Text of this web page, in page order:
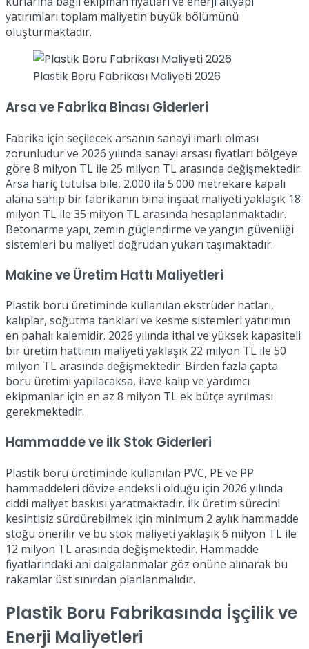
yatırımları toplam maliyetin büyük bölümünü
oluşturmaktadır.
Plastik Boru Fabrikası Maliyeti 2026
Arsa ve Fabrika Binası Giderleri
Fabrika için seçilecek arsanın sanayi imarlı olması
zorunludur ve 2026 yılında sanayi arsası fiyatları bölgeye
göre 8 milyon TL ile 25 milyon TL arasında değişmektedir.
Arsa hariç tutulsa bile, 2.000 ila 5.000 metrekare kapalı
alana sahip bir fabrikanın bina inşaat maliyeti yaklaşık 18
milyon TL ile 35 milyon TL arasında hesaplanmaktadır.
Betonarme yapı, zemin güçlendirme ve yangın güvenliği
sistemleri bu maliyeti doğrudan yukarı taşımaktadır.
Makine ve Üretim Hattı Maliyetleri
Plastik boru üretiminde kullanılan ekstrüder hatları,
kalıplar, soğutma tankları ve kesme sistemleri yatırımın
en pahalı kalemidir. 2026 yılında ithal ve yüksek kapasiteli
bir üretim hattının maliyeti yaklaşık 22 milyon TL ile 50
milyon TL arasında değişmektedir. Birden fazla çapta
boru üretimi yapılacaksa, ilave kalıp ve yardımcı
ekipmanlar için en az 8 milyon TL ek bütçe ayrılması
gerekmektedir.
Hammadde ve İlk Stok Giderleri
Plastik boru üretiminde kullanılan PVC, PE ve PP
hammaddeleri dövize endeksli olduğu için 2026 yılında
ciddi maliyet baskısı yaratmaktadır. İlk üretim sürecini
kesintisiz sürdürebilmek için minimum 2 aylık hammadde
stoğu önerilir ve bu stok maliyeti yaklaşık 6 milyon TL ile
12 milyon TL arasında değişmektedir. Hammadde
fiyatlarındaki ani dalgalanmalar göz önüne alınarak bu
rakamlar üst sınırdan planlanmalıdır.
Plastik Boru Fabrikasında İşçilik ve
Enerji Maliyetleri